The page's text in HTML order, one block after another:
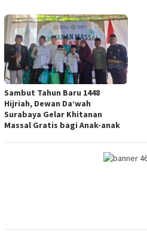
Sambut Tahun Baru 1448
Hijriah, Dewan Da’wah
Surabaya Gelar Khitanan
Massal Gratis bagi Anak-anak